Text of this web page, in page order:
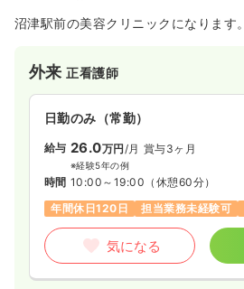
沼津駅前の美容クリニックになります。
外来正看護師
日勤のみ（常勤）
給与 26.0万円 /月 賞与3ヶ月
※経験5年の例
時間 10:00～19:00 （休憩60分）
年間休日120日
担当業務未経験可
気になる